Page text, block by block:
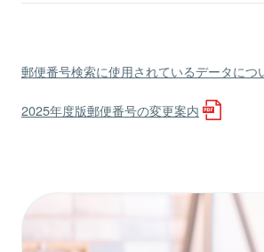
郵便番号検索に使用されているデータにつ
2025年度版郵便番号の変更案内